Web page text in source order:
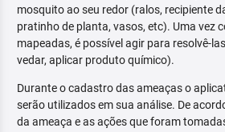
mosquito ao seu redor (ralos, recipiente
pratinho de planta, vasos, etc). Uma vez
mapeadas, é possível agir para resolvê-
vedar, aplicar produto químico).
Durante o cadastro das ameaças o
serão utilizados em sua análise. De
da ameaça e as ações que foram